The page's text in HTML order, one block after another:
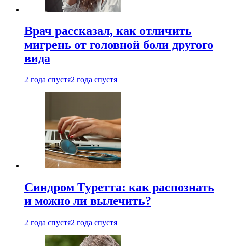
Врач рассказал, как отличить
мигрень от головной боли другого
вида
2 года спустя2 года спустя
Синдром Туретта: как распознать
и можно ли вылечить?
2 года спустя2 года спустя